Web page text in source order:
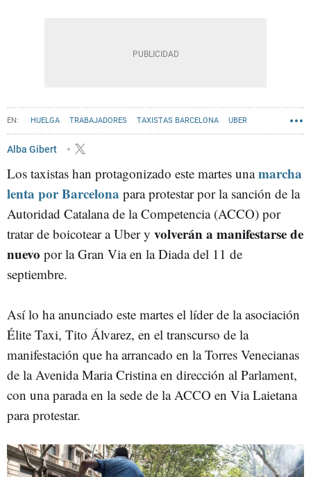
HUELGA TRABAJADORES TAXISTAS BARCELONA UBER
CABIFY VTC SINDICATOS
Alba Gibert
Los taxistas han protagonizado este martes unamarcha
lenta por Barcelona para protestar por la sanción de la
Autoridad Catalana de la Competencia (ACCO) por
tratar de boicotear a Uber y volverán a manifestarse de
nuevo por la Gran Via en la Diada del 11 de
septiembre.
Así lo ha anunciado este martes el líder de la asociación
Élite Taxi, Tito Álvarez, en el transcurso de la
manifestación que ha arrancado en la Torres Venecianas
de la Avenida Maria Cristina en dirección al Parlament,
con una parada en la sede de la ACCO en Via Laietana
para protestar.